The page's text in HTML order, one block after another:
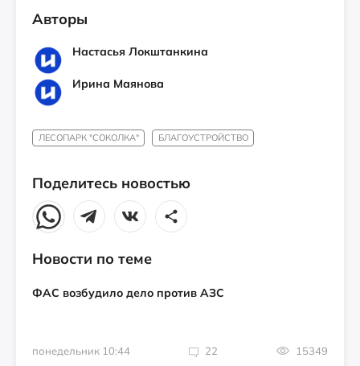
Авторы
Настасья Локштанкина
Ирина Маянова
ЛЕСОПАРК "СОКОЛКА" БЛАГОУСТРОЙСТВО
Поделитесь новостью
Новости по теме
ФАС возбудило дело против АЗС
понедельник 10:44 22 15349